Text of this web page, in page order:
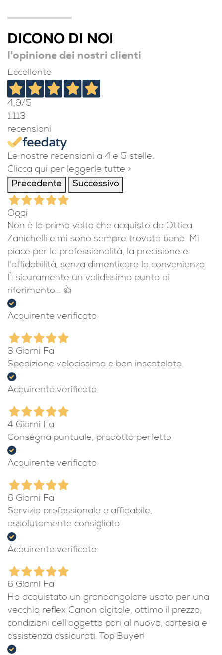
DICONO DI NOI
l'opinione dei nostri clienti
Eccellente
4,9/5
1.113
recensioni
Le nostre recensioni a 4 e 5 stelle.
Clicca qui per leggerle tutte >
Precedente
Successivo
Oggi
Non è la prima volta che acquisto da Ottica
Zanichelli e mi sono sempre trovato bene. Mi
piace per la professionalità, la precisione e
l'affidabilità, senza dimenticare la convenienza.
È sicuramente un validissimo punto di
riferimento... 👍
Acquirente verificato
3 Giorni Fa
Spedizione velocissima e ben inscatolata.
Acquirente verificato
4 Giorni Fa
Consegna puntuale, prodotto perfetto
Acquirente verificato
6 Giorni Fa
Servizio professionale e affidabile,
assolutamente consigliato
Acquirente verificato
6 Giorni Fa
Ho acquistato un grandangolare usato per una
vecchia reflex Canon digitale, ottimo il prezzo,
condizioni dell'oggetto pari al nuovo, cortesia e
assistenza assicurati. Top Buyer!